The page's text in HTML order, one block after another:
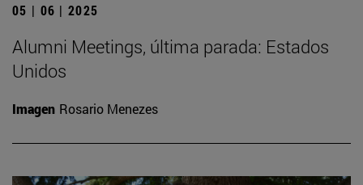
05 | 06 | 2025
Alumni Meetings, última parada: Estados
Unidos
Imagen Rosario Menezes